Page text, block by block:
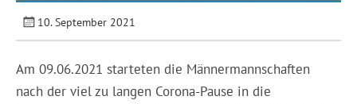
10. September 2021
Am 09.06.2021 starteten die Männermannschaften
nach der viel zu langen Corona-Pause in die